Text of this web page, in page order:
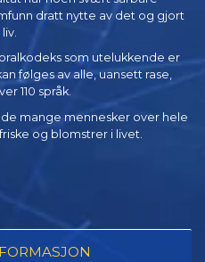
dratt nytte av det og gjort
som utelukkende er
følges av alle, uansett rase,
110 språk.
de mange mennesker over hele
og blomstrer i livet.